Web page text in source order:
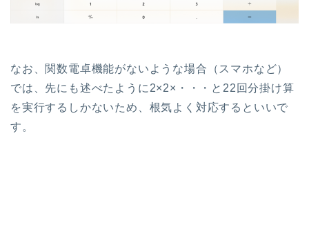
なお、関数電卓機能がないような場合（スマホなど）
では、先にも述べたように2×2×・・・と22回分掛け算
を実行するしかないため、根気よく対応するといいで
す。